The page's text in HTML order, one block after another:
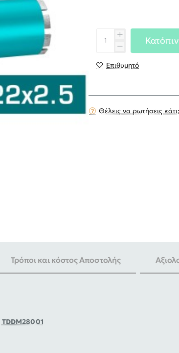
Επιθυμητό
Θέλεις να ρωτήσεις κάτι;
Τρόποι και κόστος Αποστολής
TDDM28001